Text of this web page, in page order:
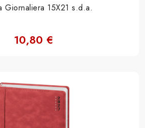
Giornaliera 15X21 s.d.a.
10,80 €